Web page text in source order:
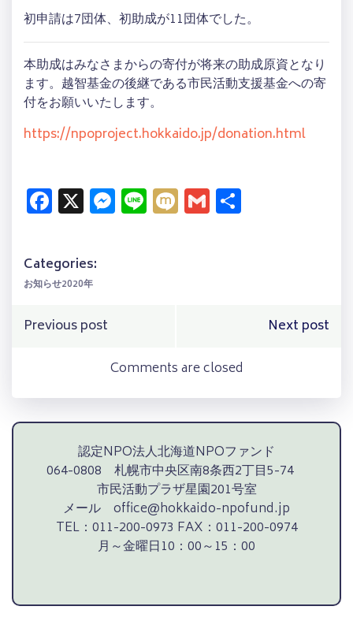
初申請は7団体、初助成が11団体でした。
本助成はみなさまからの寄付が将来の助成原資となり
ます。越智基金の後継である市民活動支援基金への寄
付をお願いいたします。
https://npoproject.hokkaido.jp/donation.html
Facebook
X Messenger
LineMixiGmail
Categories:
お知らせ2020年
Post
navigation
Previous post
navigation
Next post
Comments are closed
認定NPO法人北海道NPOファンド
064-0808 札幌市中央区南8条西2丁目5-74
市民活動プラザ星園201号室
メール office@hokkaido-npofund.jp
TEL：011-200-0973 FAX：011-200-0974
月～金曜日10：00～15：00